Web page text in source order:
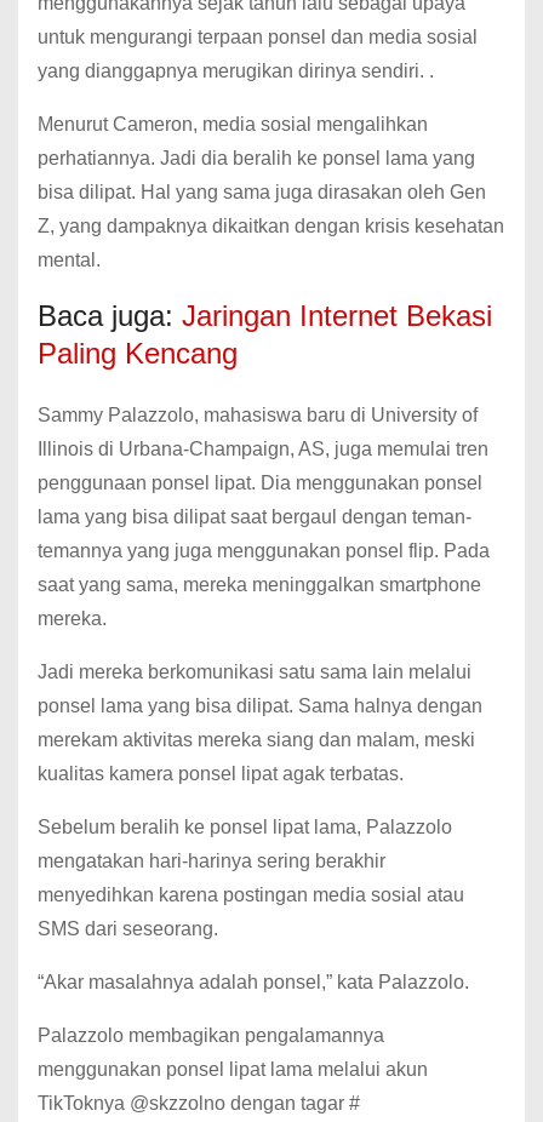
untuk mengurangi terpaan ponsel dan media sosial
yang dianggapnya merugikan dirinya sendiri. .
Menurut Cameron, media sosial mengalihkan
perhatiannya. Jadi dia beralih ke ponsel lama yang
bisa dilipat. Hal yang sama juga dirasakan oleh Gen
Z, yang dampaknya dikaitkan dengan krisis kesehatan
mental.
Baca juga: Jaringan Internet Bekasi
Paling Kencang
Sammy Palazzolo, mahasiswa baru di University of
Illinois di Urbana-Champaign, AS, juga memulai tren
penggunaan ponsel lipat. Dia menggunakan ponsel
lama yang bisa dilipat saat bergaul dengan teman-
temannya yang juga menggunakan ponsel flip. Pada
saat yang sama, mereka meninggalkan smartphone
mereka.
Jadi mereka berkomunikasi satu sama lain melalui
ponsel lama yang bisa dilipat. Sama halnya dengan
merekam aktivitas mereka siang dan malam, meski
kualitas kamera ponsel lipat agak terbatas.
Sebelum beralih ke ponsel lipat lama, Palazzolo
mengatakan hari-harinya sering berakhir
menyedihkan karena postingan media sosial atau
SMS dari seseorang.
“Akar masalahnya adalah ponsel,” kata Palazzolo.
Palazzolo membagikan pengalamannya
menggunakan ponsel lipat lama melalui akun
TikToknya @skzzolno dengan tagar #